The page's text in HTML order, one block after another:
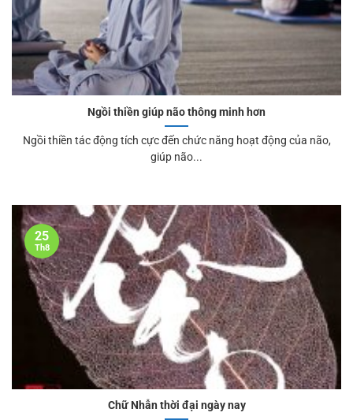
Ngồi thiền giúp não thông minh hơn
Ngồi thiền tác động tích cực đến chức năng hoạt động của não,
giúp não...
Chữ Nhẫn thời đại ngày nay
25
Th8